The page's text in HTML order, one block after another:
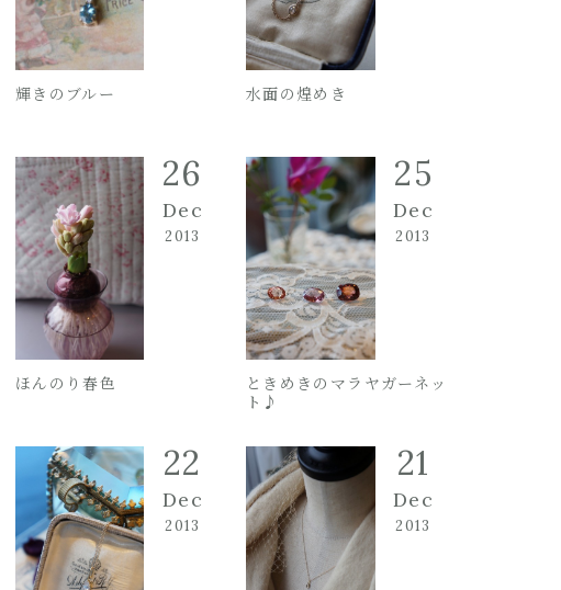
輝きのブルー 水面の煌めき
26
Dec
2013
ほんのり春色
25
Dec
2013
ときめきのマラヤガーネッ
ト♪
22
Dec
2013
21
Dec
2013